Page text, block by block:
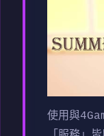
使用與